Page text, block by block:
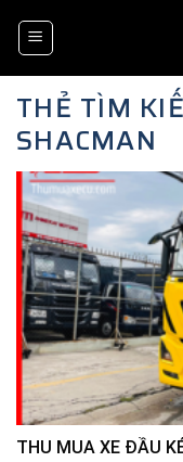
THẺ TÌM
SHACMAN
THU MUA XE ĐẦU